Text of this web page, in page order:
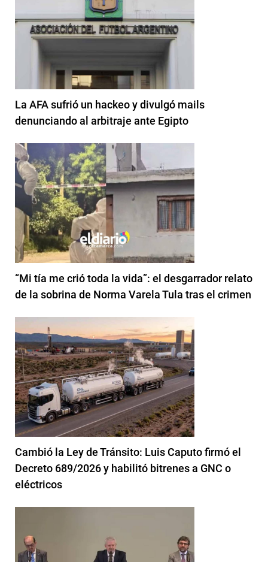
La AFA sufrió un hackeo y divulgó mails
denunciando al arbitraje ante Egipto
“Mi tía me crió toda la vida”: el desgarrador relato
de la sobrina de Norma Varela Tula tras el crimen
Cambió la Ley de Tránsito: Luis Caputo firmó el
Decreto 689/2026 y habilitó bitrenes a GNC o
eléctricos